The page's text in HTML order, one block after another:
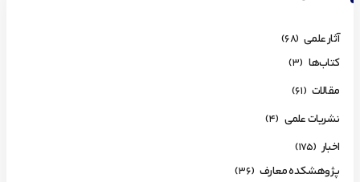
آثار علمی (68)
کتاب‌ها (3)
مقالات (61)
نشریات علمی (4)
اخبار (175)
پژوهشکده معارف (36)